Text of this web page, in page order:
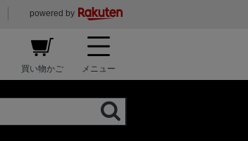
powered by
買い物かご メニュー